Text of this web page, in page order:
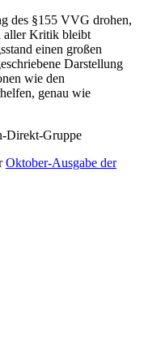
des §155 VVG drohen,
aller Kritik bleibt
einen großen
Darstellung
wie den
genau wie
Direkt-Gruppe
Oktober-Ausgabe der